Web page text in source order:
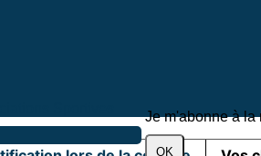
Je m'abonne à
OK